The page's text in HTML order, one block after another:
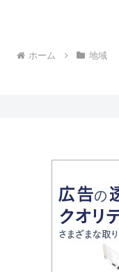
ホーム 地域